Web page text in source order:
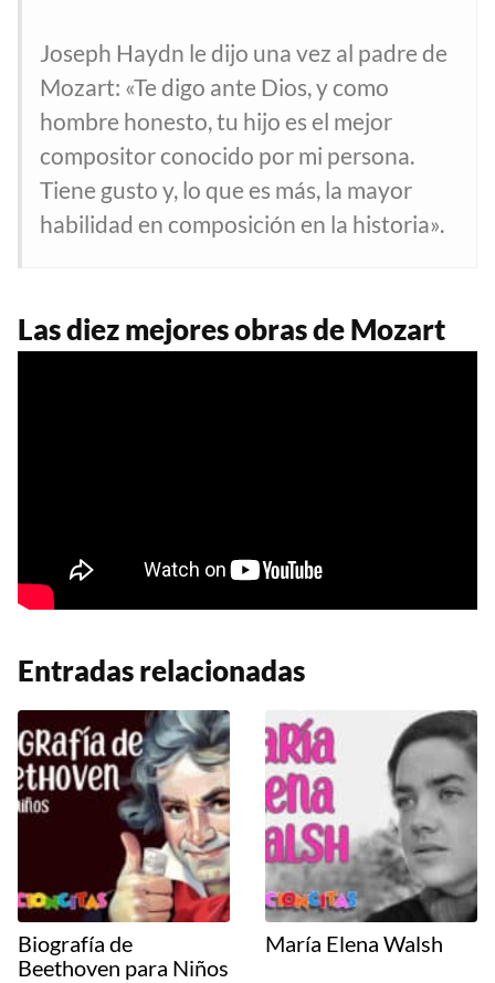
Joseph Haydn le dijo una vez al padre de
Mozart: «Te digo ante Dios, y como
hombre honesto, tu hijo es el mejor
compositor conocido por mi persona.
Tiene gusto y, lo que es más, la mayor
habilidad en composición en la historia».
Las diez mejores obras de Mozart
Entradas relacionadas
Biografía de
Beethoven para Niños
María Elena Walsh